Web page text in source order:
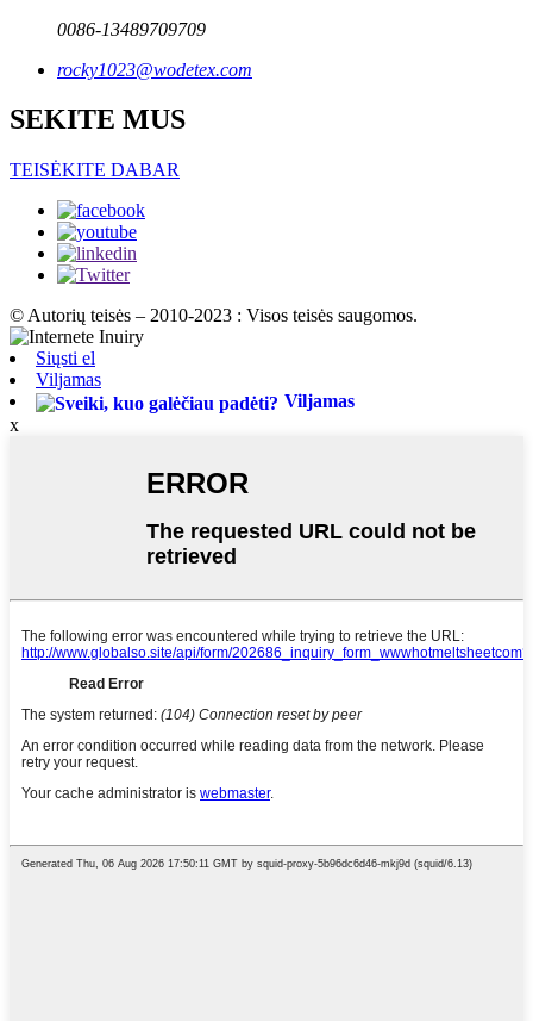
0086-13489709709
rocky1023@wodetex.com
SEKITE MUS
TEISĖKITE DABAR
© Autorių teisės – 2010-2023 : Visos teisės saugomos.
Siųsti el
Viljamas
Viljamas
x